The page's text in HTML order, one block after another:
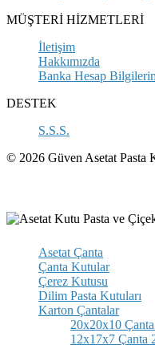
MÜŞTERİ HİZMETLERİ
İletişim
Hakkımızda
Banka Hesap
DESTEK
S.S.S.
© 2026 Güven Asetat Pasta
Asetat Çanta
Çanta Kutular
Çerez Kutusu
Dilim Pasta Kutuları
Karton Çantalar
20x20x10 Çanta
12x17x7 Çanta